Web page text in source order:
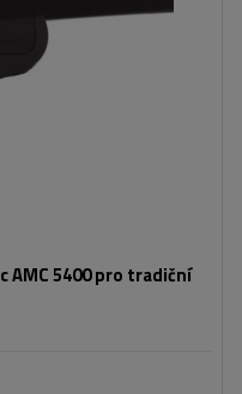
AMC 5400 pro tradiční